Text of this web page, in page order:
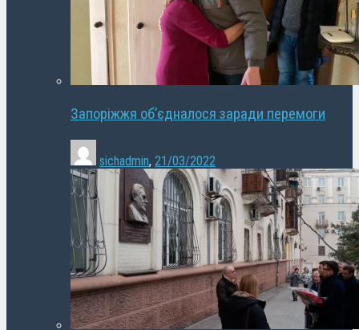
Запоріжжя об’єдналося заради перемоги
sichadmin, 21/03/2022